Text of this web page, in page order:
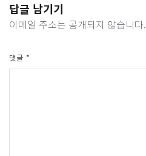
답글 남기기
이메일 주소는 공개되지 않습니다.
댓글 *